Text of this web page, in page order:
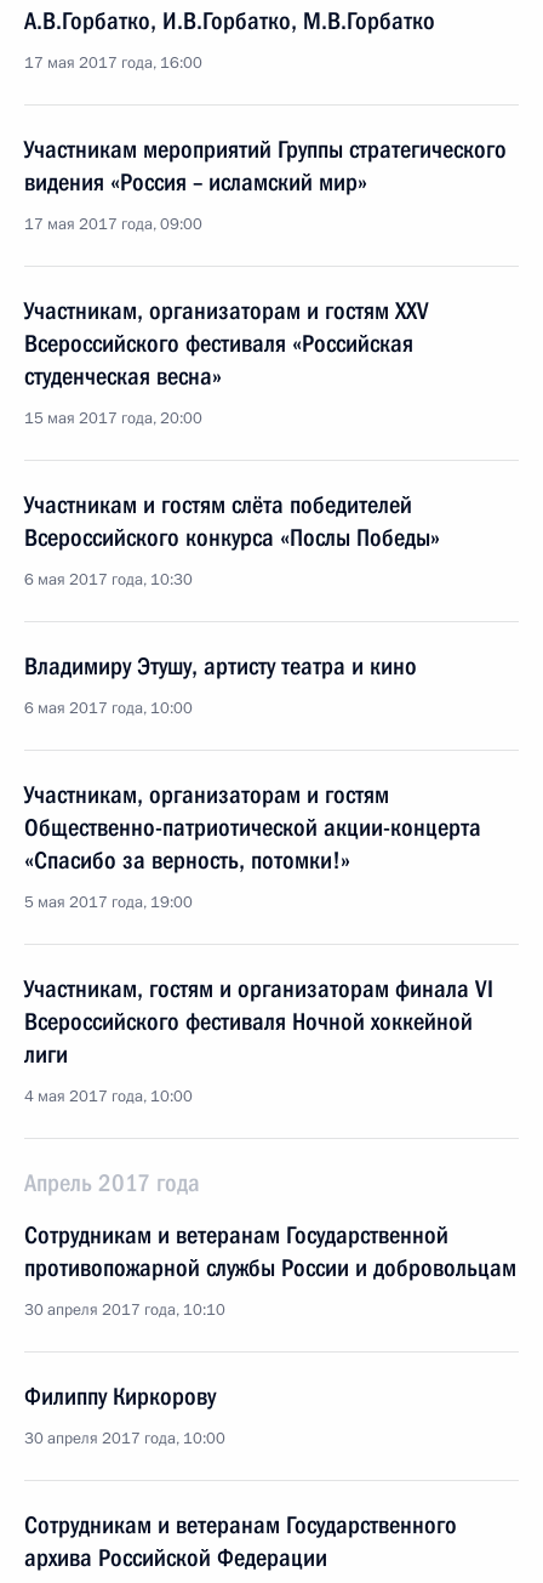
А.В.Горбатко, И.В.Горбатко, М.В.Горбатко
17 мая 2017 года, 16:00
Участникам мероприятий Группы стратегического
видения «Россия – исламский мир»
17 мая 2017 года, 09:00
Участникам, организаторам и гостям XXV
Всероссийского фестиваля «Российская
студенческая весна»
15 мая 2017 года, 20:00
Участникам и гостям слёта победителей
Всероссийского конкурса «Послы Победы»
6 мая 2017 года, 10:30
Владимиру Этушу, артисту театра и кино
6 мая 2017 года, 10:00
Участникам, организаторам и гостям
Общественно-патриотической акции-концерта
«Спасибо за верность, потомки!»
5 мая 2017 года, 19:00
Участникам, гостям и организаторам финала VI
Всероссийского фестиваля Ночной хоккейной
лиги
4 мая 2017 года, 10:00
Апрель 2017 года
Сотрудникам и ветеранам Государственной
противопожарной службы России и добровольцам
30 апреля 2017 года, 10:10
Филиппу Киркорову
30 апреля 2017 года, 10:00
Сотрудникам и ветеранам Государственного
архива Российской Федерации